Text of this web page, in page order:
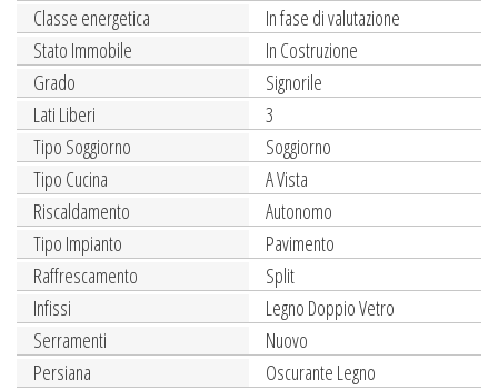
Classe energetica
In fase di valutazione
Stato Immobile
In Costruzione
Grado
Signorile
Lati Liberi
3
Tipo Soggiorno
Soggiorno
Tipo Cucina
A Vista
Riscaldamento
Autonomo
Tipo Impianto
Pavimento
Raffrescamento
Split
Infissi
Legno Doppio Vetro
Serramenti
Nuovo
Persiana
Oscurante Legno